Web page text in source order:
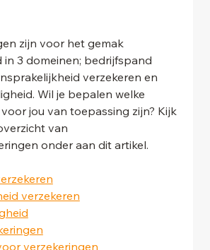
zijn voor het gemak
3 domeinen; bedrijfspand
verzekeren en
Wil je bepalen welke
jou van toepassing zijn? Kijk
van
onder aan dit artikel.
verzekeren
verzekeringen